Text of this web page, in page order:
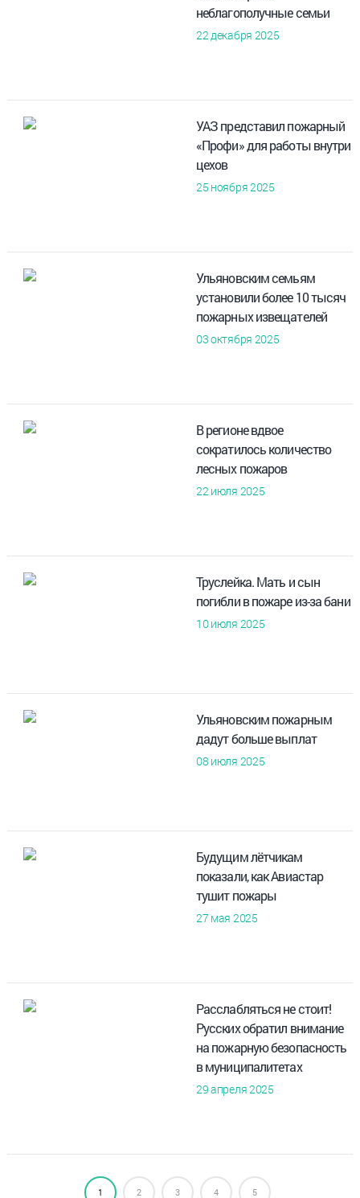
неблагополучные семьи
22 декабря 2025
УАЗ представил пожарный
«Профи» для работы внутри
цехов
25 ноября 2025
Ульяновским семьям
установили более 10 тысяч
пожарных извещателей
03 октября 2025
В регионе вдвое
сократилось количество
лесных пожаров
22 июля 2025
Труслейка. Мать и сын
погибли в пожаре из-за бани
10 июля 2025
Ульяновским пожарным
дадут больше выплат
08 июля 2025
Будущим лётчикам
показали, как Авиастар
тушит пожары
27 мая 2025
Расслабляться не стоит!
Русских обратил внимание
на пожарную безопасность
в муниципалитетах
29 апреля 2025
1 2 3 4 5